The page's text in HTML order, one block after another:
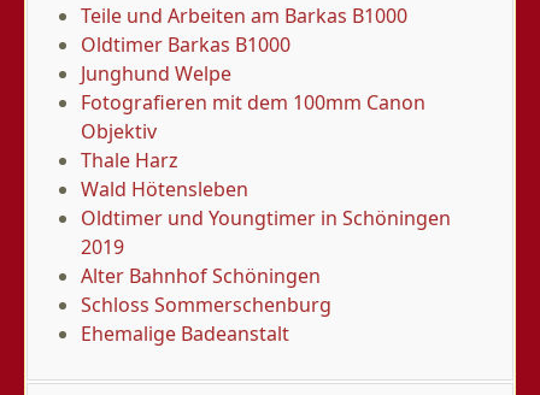
Teile und Arbeiten am Barkas B1000
Oldtimer Barkas B1000
Junghund Welpe
Fotografieren mit dem 100mm Canon
Objektiv
Thale Harz
Wald Hötensleben
Oldtimer und Youngtimer in Schöningen
2019
Alter Bahnhof Schöningen
Schloss Sommerschenburg
Ehemalige Badeanstalt